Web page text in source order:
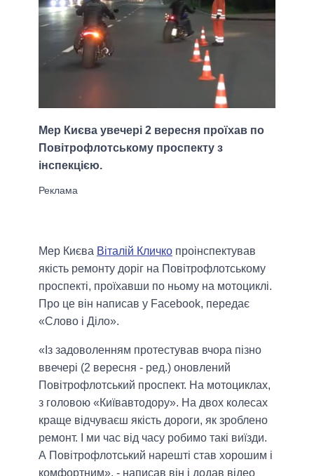
Мер Києва увечері 2 вересня проїхав по
Повітрофлотському проспекту з
інспекцією.
Мер Києва Віталій Кличко проінспектував
якість ремонту доріг на Повітрофлотському
проспекті, проїхавши по ньому на мотоциклі.
Про це він написав у Facebook, передає
«Слово і Діло».
«Із задоволенням протестував вчора пізно
ввечері (2 вересня - ред.) оновлений
Повітрофлотський проспект. На мотоциклах,
з головою «Київавтодору». На двох колесах
краще відчуваєш якість дороги, як зроблено
ремонт. І ми час від часу робимо такі виїзди.
А Повітрофлотський нарешті став хорошим і
комфортним», - написав він і додав відео